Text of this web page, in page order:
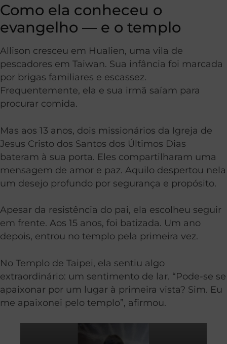
Como ela conheceu o
evangelho — e o templo
Allison cresceu em Hualien, uma vila de
pescadores em Taiwan. Sua infância foi marcada
por brigas familiares e escassez.
Frequentemente, ela e sua irmã saíam para
procurar comida.
Mas aos 13 anos, dois missionários da Igreja de
Jesus Cristo dos Santos dos Últimos Dias
bateram à sua porta. Eles compartilharam uma
mensagem de amor e paz. Aquilo despertou nela
um desejo profundo por segurança e propósito.
Apesar da resistência do pai, ela escolheu seguir
em frente. Aos 15 anos, foi batizada. Um ano
depois, entrou no templo pela primeira vez.
No Templo de Taipei, ela sentiu algo
extraordinário: um sentimento de lar. “Pode-se se
apaixonar por um lugar à primeira vista? Sim. Eu
me apaixonei pelo templo”, afirmou.